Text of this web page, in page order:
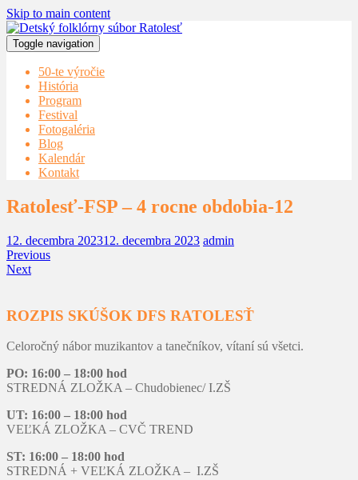
Skip to main content
Toggle navigation
50-te výročie
História
Program
Festival
Fotogaléria
Blog
Kalendár
Kontakt
Ratolesť-FSP – 4 rocne obdobia-12
12. decembra 202312. decembra 2023 admin
Previous
Next
ROZPIS SKÚŠOK DFS RATOLESŤ
Celoročný nábor muzikantov a tanečníkov, vítaní sú všetci.
PO: 16:00 – 18:00 hod
STREDNÁ ZLOŽKA – Chudobienec/ I.ZŠ
UT: 16:00 – 18:00 hod
VEĽKÁ ZLOŽKA – CVČ TREND
ST: 16:00 – 18:00 hod
STREDNÁ + VEĽKÁ ZLOŽKA – I.ZŠ